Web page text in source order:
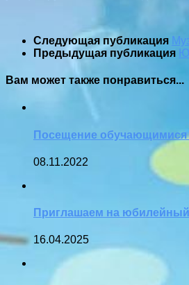
Следующая публикация
Предыдущая публикация
Вам может также понравиться...
Посещение
08.11.2022
Приглашаем на юбилейный
16.04.2025